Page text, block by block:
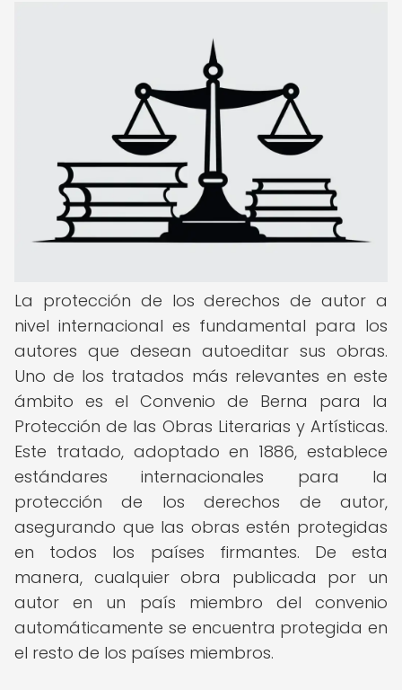
La protección de los derechos de autor a
nivel internacional es fundamental para los
autores que desean autoeditar sus obras.
Uno de los tratados más relevantes en este
ámbito es el Convenio de Berna para la
Protección de las Obras Literarias y Artísticas.
Este tratado, adoptado en 1886, establece
estándares internacionales para la
protección de los derechos de autor,
asegurando que las obras estén protegidas
en todos los países firmantes. De esta
manera, cualquier obra publicada por un
autor en un país miembro del convenio
automáticamente se encuentra protegida en
el resto de los países miembros.